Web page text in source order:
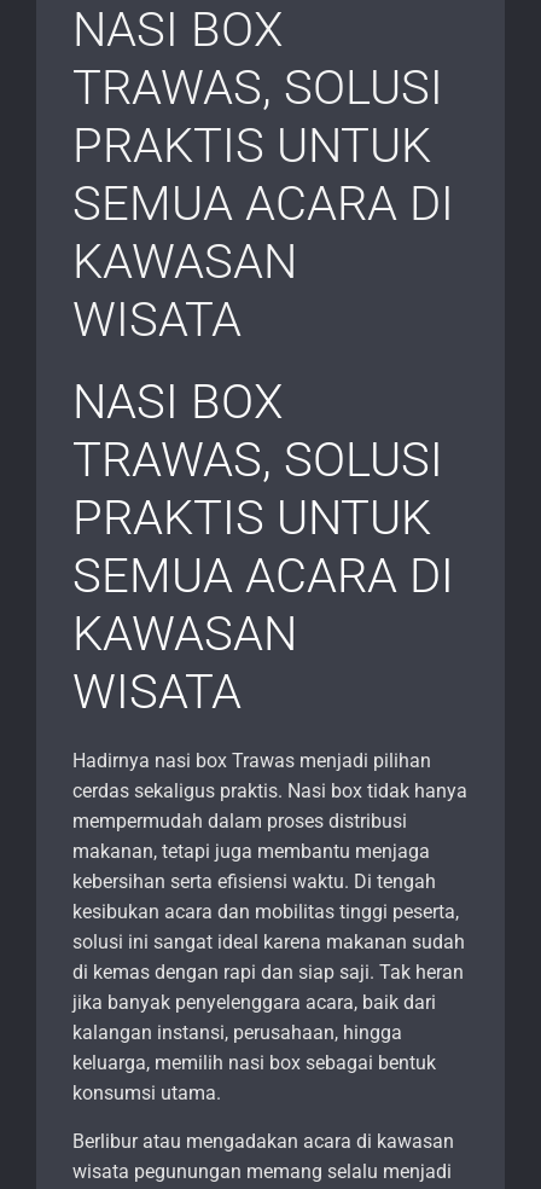
NASI BOX
TRAWAS, SOLUSI
PRAKTIS UNTUK
SEMUA ACARA DI
KAWASAN
WISATA
NASI BOX
TRAWAS, SOLUSI
PRAKTIS UNTUK
SEMUA ACARA DI
KAWASAN
WISATA
Hadirnya nasi box Trawas menjadi pilihan
cerdas sekaligus praktis. Nasi box tidak hanya
mempermudah dalam proses distribusi
makanan, tetapi juga membantu menjaga
kebersihan serta efisiensi waktu. Di tengah
kesibukan acara dan mobilitas tinggi peserta,
solusi ini sangat ideal karena makanan sudah
di kemas dengan rapi dan siap saji. Tak heran
jika banyak penyelenggara acara, baik dari
kalangan instansi, perusahaan, hingga
keluarga, memilih nasi box sebagai bentuk
konsumsi utama.
Berlibur atau mengadakan acara di kawasan
wisata pegunungan memang selalu menjadi